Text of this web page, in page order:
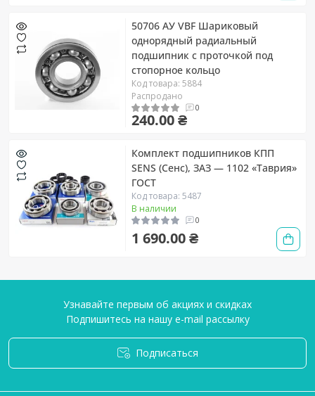
50706 AУ VBF Шариковый
однорядный радиальный
подшипник c проточкой под
стопорное кольцо
Код товара: 5884
Распродано
0
240.00 ₴
Комплект подшипников КПП
SENS (Сенс), ЗАЗ — 1102 «Таврия»
ГОСТ
Код товара: 5487
В наличии
0
1 690.00 ₴
Узнавайте первым об акциях и скидках
Подпишитесь на нашу e-mail рассылку
Подписаться